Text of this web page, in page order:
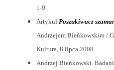
1-9
Artykuł Poszukiwacz
Andrzejem Bieńkowskim /
Kultura, 8 lipca 2008
Andrzej Bieńkowski.